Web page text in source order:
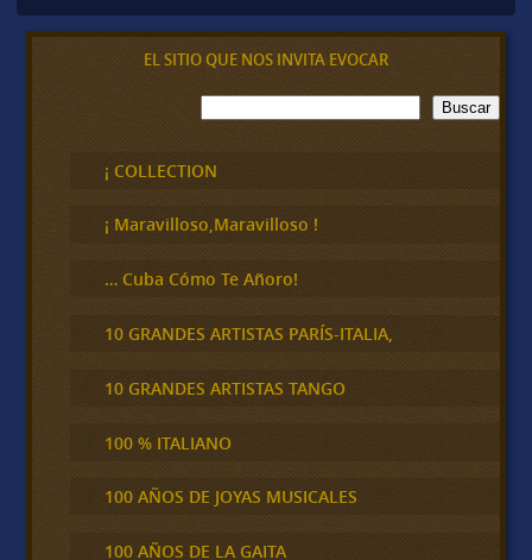
EL SITIO QUE NOS INVITA EVOCAR
B
u
c
a
Buscar
¡ COLLECTION
¡ Maravilloso,Maravilloso !
… Cuba Cómo Te Añoro!
10 GRANDES ARTISTAS PARÍS-ITALIA,
10 GRANDES ARTISTAS TANGO
100 % ITALIANO
100 AÑOS DE JOYAS MUSICALES
100 AÑOS DE LA GAITA